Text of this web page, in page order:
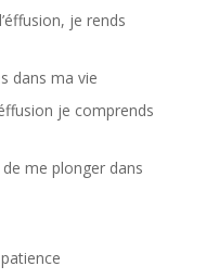
je rends
dans ma vie
je comprends
me plonger dans